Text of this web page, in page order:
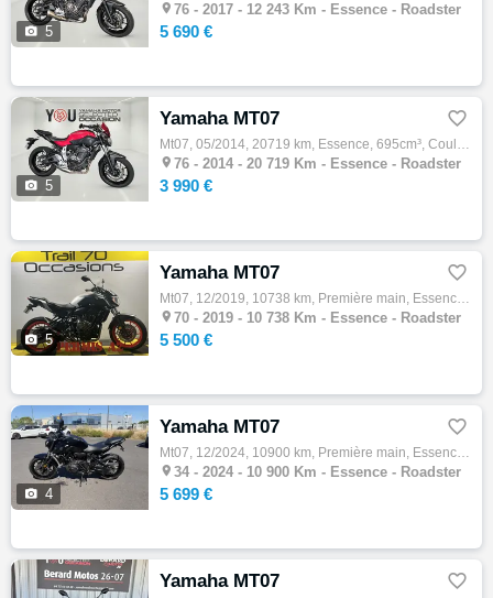
 5
 76 - 2017 - 12 243 Km - Essence - Roadster
5 690 €
 5
Yamaha MT07 
Mt07, 05/2014, 20719 km, Essence, 695cm³, Couleur rouge, 3990 € Equipements : MT07 MT 07 A2 47CV,ABS,Ligne complète Akrapovic,Patins de pro…
 76 - 2014 - 20 719 Km - Essence - Roadster
3 990 €
 5
Yamaha MT07 
Mt07, 12/2019, 10738 km, Première main, Essence, 689cm³, Couleur gris, 5500 € Equipements : Roadster bicylindre CP2 - modèle 2019 mis en ci…
 70 - 2019 - 10 738 Km - Essence - Roadster
5 500 €
 4
Yamaha MT07 
Mt07, 12/2024, 10900 km, Première main, Essence, 695cm³, Couleur noir, 5699 € Equipements : 47CV,Support de plaque court ,Démarches adminis…
 34 - 2024 - 10 900 Km - Essence - Roadster
5 699 €
Yamaha MT07 